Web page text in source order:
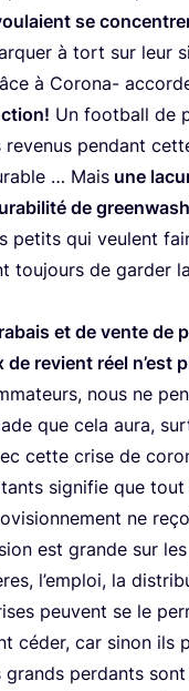
se
à tort sur leur
à Coro­na-
Un foot­ball de
pen­dant
… Mais une
de
petits qui veulent
tou­jours de gar­der
et de vente de
revient réel n’est
nous ne
que cela aura,
cette crise de
signi­fie que tout
ne
est grande sur
l’em­ploi, la
peuvent se le
céder, car sinon ils
grands per­dants